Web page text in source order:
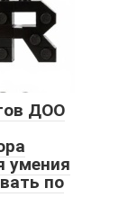
ДОО
умения
по